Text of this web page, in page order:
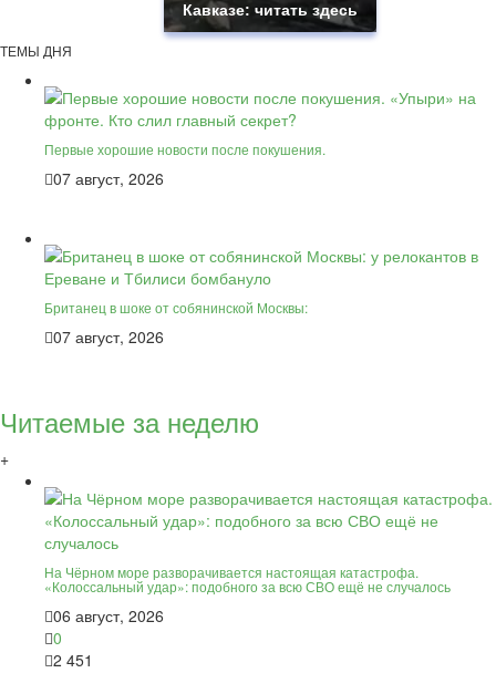
Кавказе: читать здесь
ТЕМЫ ДНЯ
Первые хорошие новости после покушения.
07 август, 2026
Британец в шоке от собянинской Москвы:
07 август, 2026
Читаемые за неделю
+
На Чёрном море разворачивается настоящая катастрофа.
«Колоссальный удар»: подобного за всю СВО ещё не случалось
06 август, 2026
0
2 451